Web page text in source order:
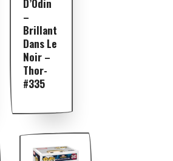
D’Odin
–
Brillant
Dans Le
Noir –
Thor-
#335